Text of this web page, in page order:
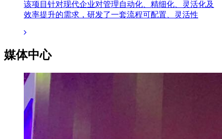
该项目针对现代企业对管理自动化、精细化、灵活化及
效率提升的需求，研发了一套流程可配置、灵活性
媒体中心